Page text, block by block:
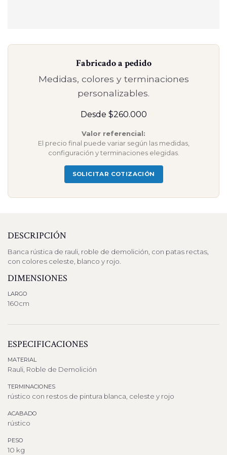
Fabricado a pedido
Medidas, colores y terminaciones
personalizables.
Desde $260.000
Valor referencial:
El precio final puede variar según las medidas,
configuración y terminaciones elegidas.
SOLICITAR COTIZACIÓN
DESCRIPCIÓN
Banca rústica de rauli, roble de demolición, con patas rectas,
con colores celeste, blanco y rojo.
DIMENSIONES
LARGO
160cm
ESPECIFICACIONES
MATERIAL
Rauli, Roble de Demolición
TERMINACIONES
rústico con restos de pintura blanca, celeste y rojo
ACABADO
rústico
PESO
10 kg